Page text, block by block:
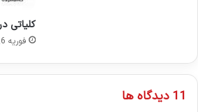
كلياتی
فوریه 6, 2014
‫11 دیدگاه ها